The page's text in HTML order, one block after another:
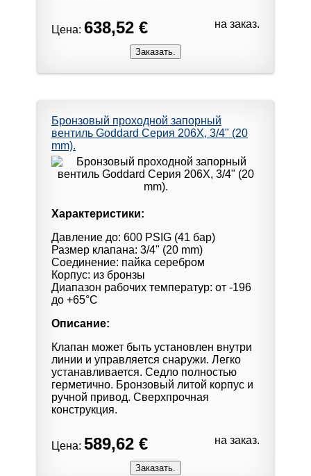
Цена: 638,52 € на заказ.
Бронзовый проходной запорный
вентиль Goddard Серия 206X, 3/4" (20
mm).
Характеристики:
Давление до: 600 PSIG (41 бар)
Размер клапана: 3/4" (20 mm)
Соединение: пайка серебром
Корпус: из бронзы
Диапазон рабочих температур: от -196
до +65°С
Описание:
Клапан может быть установлен внутри
линии и управляется снаружи. Легко
устанавливается. Седло полностью
герметично. Бронзовый литой корпус и
ручной привод. Сверхпрочная
конструкция.
Цена: 589,62 € на заказ.